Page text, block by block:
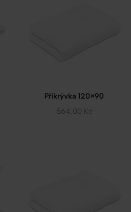
Přikrývka 120×90
564.00 Kč